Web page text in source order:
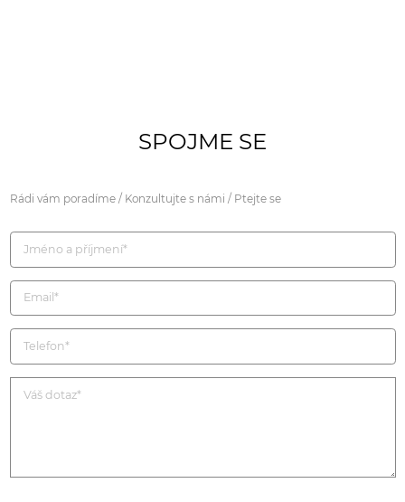
SPOJME SE
Rádi vám poradíme / Konzultujte s námi / Ptejte se